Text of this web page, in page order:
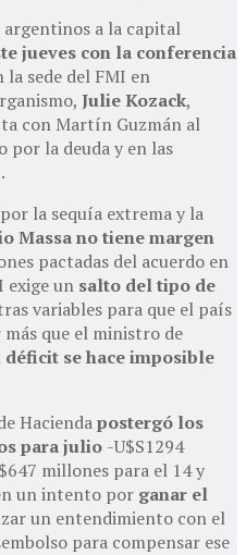
a la capital
jueves con la conferencia
la sede del FMI en
Julie Kozack,
con Martín Guzmán al
por la deuda y en las
la sequía extrema y la
Massano tiene margen
pactadas del acuerdo en
exige un salto del tipo de
variables para que el país
que el ministro de
déficit se hace imposible
Haciendapostergó los
para julio -U$S1294
millones para el 14 y
un intento por ganar el
un entendimiento con el
para compensar ese